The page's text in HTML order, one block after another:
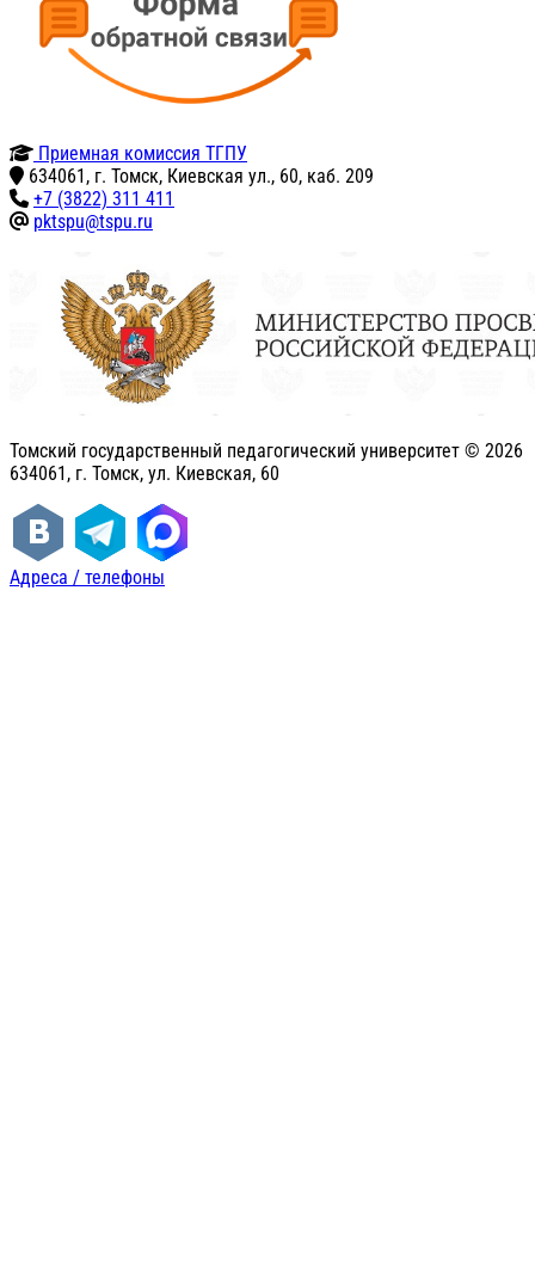
Приемная комиссия ТГПУ
634061, г. Томск, Киевская ул., 60, каб. 209
+7 (3822) 311 411
pktspu@tspu.ru
Томский государственный педагогический университет © 2026
634061, г. Томск, ул. Киевская, 60
Адреса / телефоны